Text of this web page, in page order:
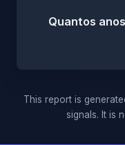
Quantos
This report is
signals. It is